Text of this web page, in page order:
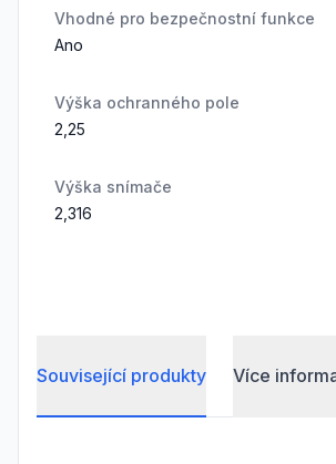
Vhodné pro bezpečnostní funkce
Ano
Výška ochranného pole
2,25
Výška snímače
2,316
Související produkty Více